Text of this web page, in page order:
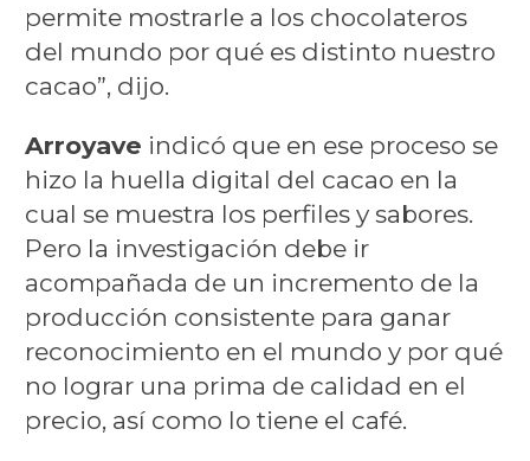
permite mostrarle a los chocolateros
del mundo por qué es distinto nuestro
cacao”, dijo.
Arroyave indicó que en ese proceso se
hizo la huella digital del cacao en la
cual se muestra los perfiles y sabores.
Pero la investigación debe ir
acompañada de un incremento de la
producción consistente para ganar
reconocimiento en el mundo y por qué
no lograr una prima de calidad en el
precio, así como lo tiene el café.